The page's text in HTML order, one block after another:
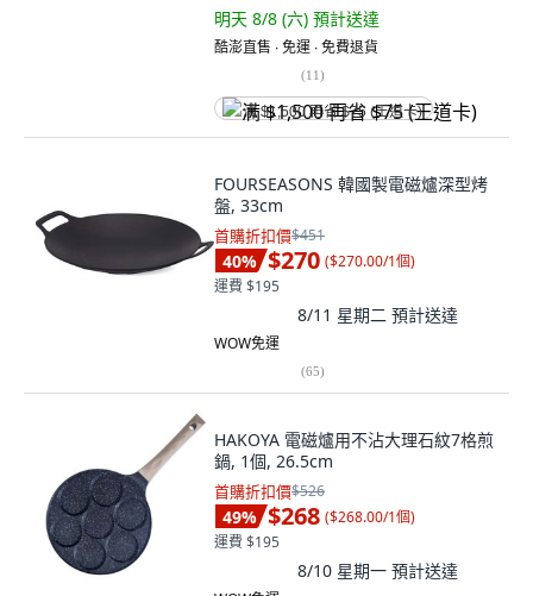
明天 8/8 (六) 預計送達
酷澎直售 ∙ 免運 ∙ 免費退貨
(11)
满 $1,500 再省 $75 (王道卡)
FOURSEASONS 韓國製電磁爐深型烤
盤, 33cm
首購折扣價$451
40% $270 ($270.00/1個)
運費 $195
8/11 星期二 預計送達
WOW免運
(65)
HAKOYA 電磁爐用不沾大理石紋7格煎
鍋, 1個, 26.5cm
首購折扣價$526
49% $268 ($268.00/1個)
運費 $195
8/10 星期一 預計送達